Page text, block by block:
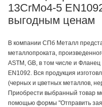
13CrMo4-5
выгодным ценам
В компании СПб Металл
металлопроката,
ASTM, GB, в том числе и
EN1092. Вся продукция
(черных и цветных металлов,
Приобрести выбранный товар
помощью формы "Отправить